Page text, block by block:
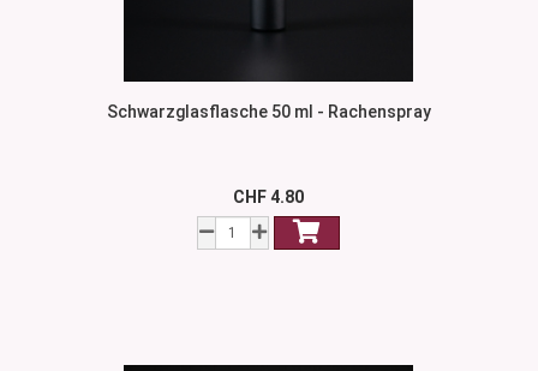
Schwarzglasflasche 50 ml - Rachenspray
CHF 4.80